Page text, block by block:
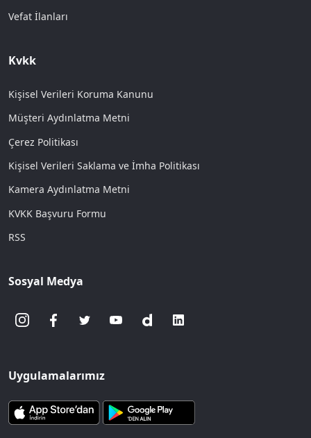
Vefat İlanları
Kvkk
Kişisel Verileri Koruma Kanunu
Müşteri Aydınlatma Metni
Çerez Politikası
Kişisel Verileri Saklama ve İmha Politikası
Kamera Aydınlatma Metni
KVKK Başvuru Formu
RSS
Sosyal Medya
Uygulamalarımız